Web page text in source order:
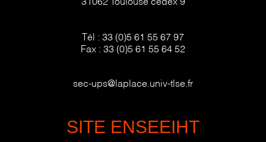
Tél : 33 (0)5 61 55 67 97
Fax : 33 (0)5 61 55 64 52
sec-ups@laplace.univ-tlse.fr
SITE ENSEEIHT